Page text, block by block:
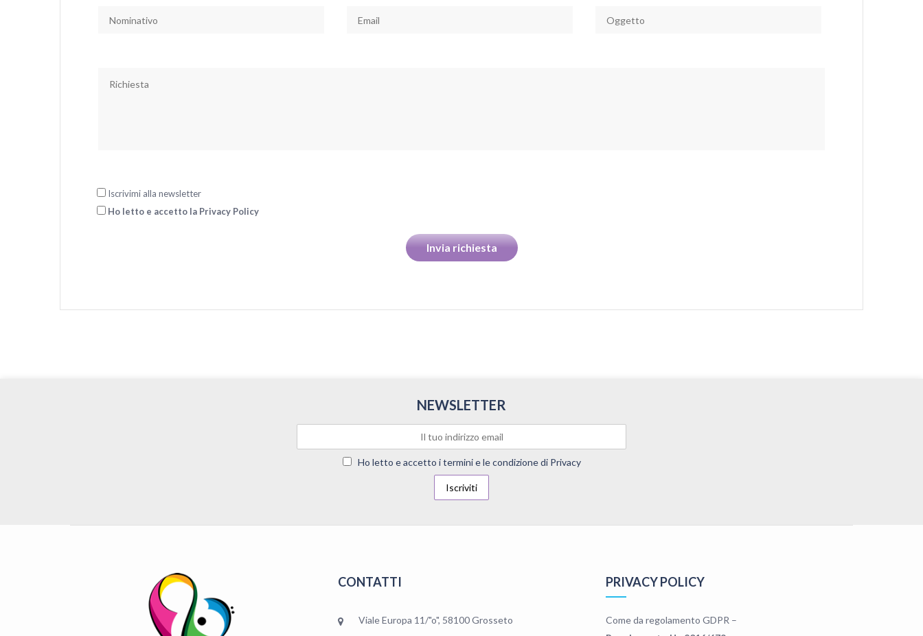
Iscrivimi alla newsletter
Ho letto e accetto la Privacy Policy
NEWSLETTER
Ho letto e accetto i termini e le condizione di Privacy
CONTATTI
Viale Europa 11/"o", 58100 Grosseto
PRIVACY POLICY
Come da regolamento GDPR –